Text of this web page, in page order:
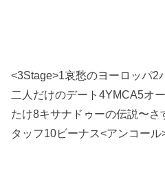
<3Stage>1哀愁のヨーロッパ2
二人だけのデート4YMCA5オ
たけ8キサナドゥーの伝説〜さ
タッフ10ビーナス<アンコー